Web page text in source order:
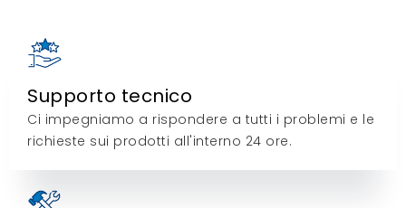
Supporto tecnico
Ci impegniamo a rispondere a tutti i problemi e le
richieste sui prodotti all'interno 24 ore.